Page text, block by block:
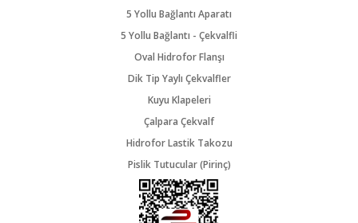
5 Yollu Bağlantı Aparatı
5 Yollu Bağlantı - Çekvalfli
Oval Hidrofor Flanşı
Dik Tip Yaylı Çekvalfler
Kuyu Klapeleri
Çalpara Çekvalf
Hidrofor Lastik Takozu
Pislik Tutucular (Pirinç)